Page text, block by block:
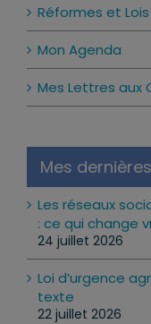
Réformes et Lois
Mon Agenda
Mes Lettres aux
Mes
Les réseaux
: ce qui change
24 juillet 2026
Loi d’urgence
texte
22 juillet 2026